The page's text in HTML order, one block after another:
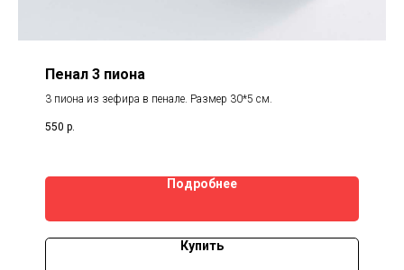
Пенал 3 пиона
3 пиона из зефира в пенале. Размер 30*5 см.
550 р.
Подробнее
Купить